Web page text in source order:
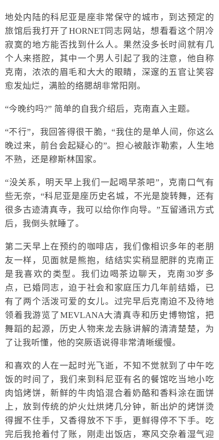
地处内陆的科尼亚是座非常保守的城市，到达预定的
旅馆后我打开了HORNET同志网站，想看看这个阴冷
寂寞的地方能否找到什么人。果然没多长时间就有几
个人来搭腔，其中一个男人引起了我的注意，他自称
克南，浓浓的眉毛和大大的眼睛，深邃的五官让笑容
愈发灿烂，满脸的络腮胡非常阳刚。
“今晚约吗?” 简单的自我介绍后，克南直入主题。
“不行”，我回答得很干脆，“我住的是单人间，你这么
晚过来，前台会起疑心的”。担心被敲诈勒索，人生地
不熟，还是穆斯林国家。
“没关系，明天早上我们一起喝早茶吧”，克南口气有
些无奈，“科尼亚是座历史名城，不光是旋转舞，还有
很多古迹清真寺，我可以给你作向导。”互留通讯方式
后，我倒头就睡了。
第二天早上在预约的咖啡店，我们像相识多年的老朋
友一样，见面就是熊抱，结结实实稍显肥胖的克南正
是我喜欢的类型。我们边喝茶边聊天，克南30岁多
点，已婚同志，迫于社会和家庭压力几年前结婚，已
有了两个活泼可爱的女儿。过完早后克南迫不及待地
领着我游览了MEVLANA大清真寺和历史博物馆，把
舞蹈的起源，历史人物来龙去脉讲解的清清楚楚，为
了让我听懂，他的突厥语说得非常清晰缓慢。
和喜欢的人在一起时光飞逝，不知不觉就到了中午吃
饭的时间了，我们来到科尼亚有名的餐馆吃当地小吃
肉馅烤饼，新鲜的牛肉馅混合着奶酪和香料涂在面饼
上，放到传统的炉火灶烘烤几分钟，新出炉的烤饼烫
得握不住手，又香得放不下手，更鲜得停不下手。吃
完后我抢着付了账，刚走出饭店，寒风交杂着湿气迎